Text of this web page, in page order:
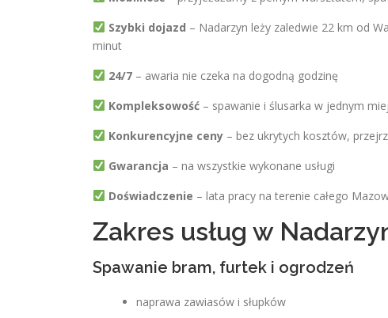
Szybki dojazd – Nadarzyn leży zaledwie 22 km od
minut
24/7– awaria nie czeka na dogodną godzinę
Kompleksowość– spawanie i ślusarka w jednym
Konkurencyjne ceny– bez ukrytych kosztów,
Gwarancja – na wszystkie wykonane usługi
Doświadczenie – lata pracy na terenie całego
Zakres usług w
Spawanie bram, furtek i ogrodzeń
naprawa zawiasów i słupków